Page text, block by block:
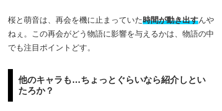
桜と萌音は、再会を機に止まっていた時間が動き出すんや
ねぇ。この再会がどう物語に影響を与えるかは、物語の中
でも注目ポイントどす。
他のキャラも…ちょっとぐらいなら紹介しとい
たろか？